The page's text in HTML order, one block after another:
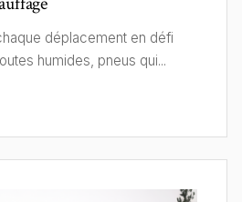
déplacement en défi
humides, pneus qui...